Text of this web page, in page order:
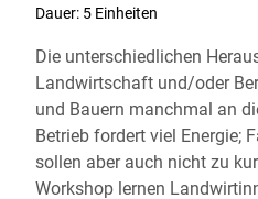
Dauer: 5 Einheiten
Die unterschiedlichen
Landwirtschaft und/oder
und Bauern manchmal an
Betrieb fordert viel Energie;
sollen aber auch nicht zu
Workshop lernen